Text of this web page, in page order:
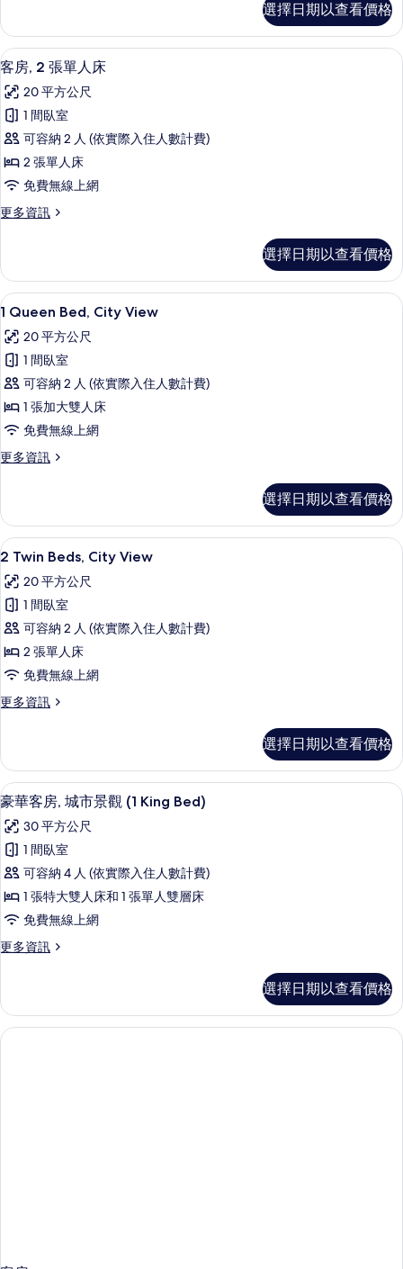
人
床
的
所
有
相
片
1
張
加
雙
人
床
的
詳
情
選擇日期以查看價格
顯
示
客
房,
2
張
單
人
的
所
有
相
片
客房, 2 張單人床 | 高級寢具、羽絨被
8
客房, 2 張單人床
20 平方公尺
1 間臥室
可容納 2 人 (依實際入住人數計費)
2 張單人床
免費無線上網
更多資訊
更
2
張
單
床
的
詳
情
選擇日期以查看價格
顯
示
1
Queen
Bed,
City
View
的
相
片
1 Queen Bed, City View | 高級寢具、
7
1 Queen Bed, City View
20 平方公尺
1 間臥室
可容納 2 人 (依實際入住人數計費)
1 張加大雙人床
免費無線上網
更多資訊
更
Bed,
City
View
詳
情
選擇日期以查看價格
顯
示
2
Twin
Beds,
City
View
的
相
片
2 Twin Beds, City View | 高級寢具、
6
2 Twin Beds, City View
20 平方公尺
1 間臥室
可容納 2 人 (依實際入住人數計費)
2 張單人床
免費無線上網
更多資訊
更
Beds,
City
View
詳
情
選擇日期以查看價格
顯
示
豪
華
客
房,
市
觀
(1
豪華客房, 城市景觀 (1 King Bed) | 高
8
豪華客房, 城市景觀 (1 King Bed)
30 平方公尺
1 間臥室
可容納 4 人 (依實際入住人數計費)
1 張特大雙人床和 1 張單人雙層床
免費無線上網
更多資訊
更
客
房,
城
選擇日期以查看價格